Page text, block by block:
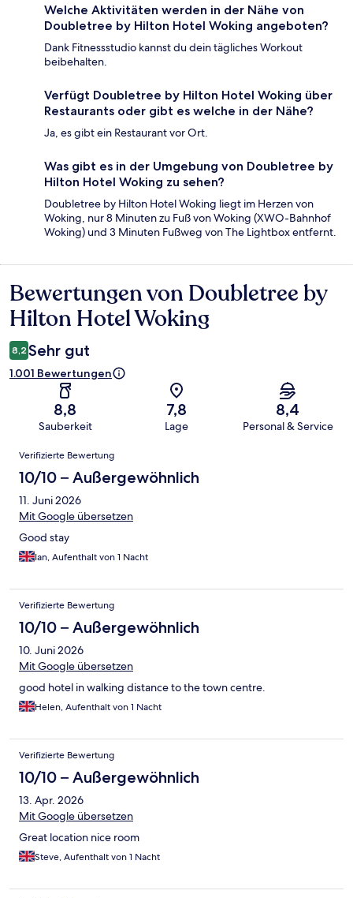
Welche Aktivitäten werden in der Nähe von
Doubletree by Hilton Hotel Woking angeboten?
Dank Fitnessstudio kannst du dein tägliches Workout
beibehalten.
Verfügt Doubletree by Hilton Hotel Woking über
Restaurants oder gibt es welche in der Nähe?
Ja, es gibt ein Restaurant vor Ort.
Was gibt es in der Umgebung von Doubletree by
Hilton Hotel Woking zu sehen?
Doubletree by Hilton Hotel Woking liegt im Herzen von
Woking, nur 8 Minuten zu Fuß von Woking (XWO-Bahnhof
Woking) und 3 Minuten Fußweg von The Lightbox entfernt.
Bewertungen
Bewertungen von Doubletree by
Hilton Hotel Woking
8,2 Sehr gut
1.001 Bewertungen
8,8
Sauberkeit
7,8
Lage
8,4
Personal & Service
Bewertungen
Verifizierte Bewertung
10/10 – Außergewöhnlich
11. Juni 2026
Mit Google übersetzen
Good stay
Ian, Aufenthalt von 1 Nacht
Verifizierte Bewertung
10/10 – Außergewöhnlich
10. Juni 2026
Mit Google übersetzen
good hotel in walking distance to the town centre.
Helen, Aufenthalt von 1 Nacht
Verifizierte Bewertung
10/10 – Außergewöhnlich
13. Apr. 2026
Mit Google übersetzen
Great location nice room
Steve, Aufenthalt von 1 Nacht